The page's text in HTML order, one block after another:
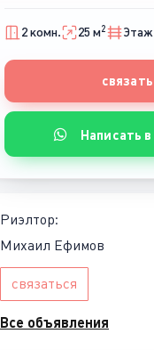
2 комн. 25 м2 Этаж
Написать
Риэлтор:
Михаил Ефимов
связаться
Все объявления